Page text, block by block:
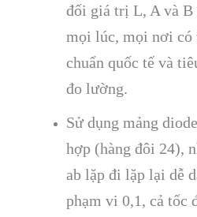
đối giá trị L, A và
mọi lúc, mọi nơi có
chuẩn quốc tế và
đo lường.
Sử dụng mảng
hợp (hàng đôi 24),
ab lặp đi lặp lại dễ
phạm vi 0,1, cả tốc